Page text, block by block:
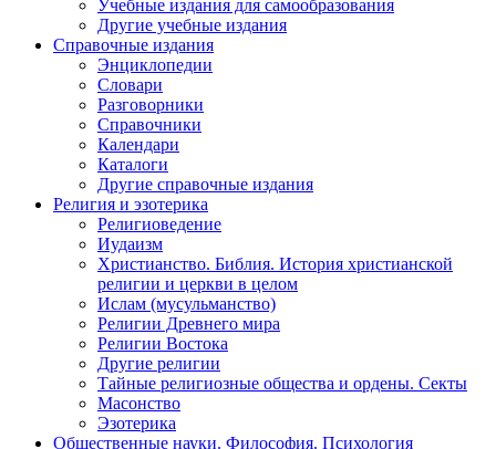
Учебные издания для самообразования
Другие учебные издания
Справочные издания
Энциклопедии
Словари
Разговорники
Справочники
Календари
Каталоги
Другие справочные издания
Религия и эзотерика
Религиоведение
Иудаизм
Христианство. Библия. История христианской
религии и церкви в целом
Ислам (мусульманство)
Религии Древнего мира
Религии Востока
Другие религии
Тайные религиозные общества и ордены. Секты
Масонство
Эзотерика
Общественные науки. Философия. Психология